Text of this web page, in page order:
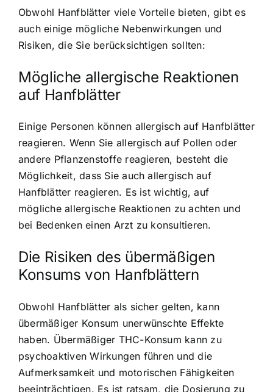
Obwohl Hanfblätter viele Vorteile bieten, gibt es
auch einige mögliche Nebenwirkungen und
Risiken, die Sie berücksichtigen sollten:
Mögliche allergische Reaktionen
auf Hanfblätter
Einige Personen können allergisch auf Hanfblätter
reagieren. Wenn Sie allergisch auf Pollen oder
andere Pflanzenstoffe reagieren, besteht die
Möglichkeit, dass Sie auch allergisch auf
Hanfblätter reagieren. Es ist wichtig, auf
mögliche allergische Reaktionen zu achten und
bei Bedenken einen Arzt zu konsultieren.
Die Risiken des übermäßigen
Konsums von Hanfblättern
Obwohl Hanfblätter als sicher gelten, kann
übermäßiger Konsum unerwünschte Effekte
haben. Übermäßiger THC-Konsum kann zu
psychoaktiven Wirkungen führen und die
Aufmerksamkeit und motorischen Fähigkeiten
beeinträchtigen. Es ist ratsam, die Dosierung zu